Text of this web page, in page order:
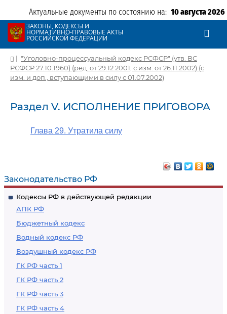
Актуальные документы по состоянию на: 10 августа 2026
ЗАКОНЫ, КОДЕКСЫ И
НОРМАТИВНО-ПРАВОВЫЕ АКТЫ
РОССИЙСКОЙ ФЕДЕРАЦИИ
Законодательство РФ
Кодексы РФ в действующей редакции
АПК РФ
Бюджетный кодекс
Водный кодекс РФ
Воздушный кодекс РФ
ГК РФ часть 1
ГК РФ часть 2
ГК РФ часть 3
ГК РФ часть 4
| "Уголовно-процессуальный кодекс РСФСР" (утв. ВС
РСФСР 27.10.1960) (ред. от 29.12.2001, с изм. от 26.11.2002) (с
изм. и доп., вступающими в силу с 01.07.2002)
Раздел V. ИСПОЛНЕНИЕ ПРИГОВОРА
Глава 29. Утратила силу